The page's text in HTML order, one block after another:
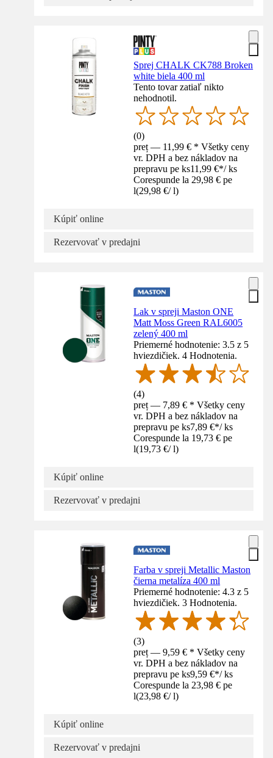
Sprej CHALK CK788 Broken
white biela 400 ml
Tento tovar zatiaľ nikto
nehodnotil.
(0)
preț — 11,99 € * Všetky ceny
vr. DPH a bez nákladov na
prepravu pe ks11,99 €*/ ks
Corespunde la 29,98 € pe
l(29,98 €/ l)
Kúpiť online
Rezervovať v predajni
Lak v spreji Maston ONE
Matt Moss Green RAL6005
zelený 400 ml
Priemerné hodnotenie: 3.5 z 5
hviezdičiek. 4 Hodnotenia.
(4)
preț — 7,89 € * Všetky ceny
vr. DPH a bez nákladov na
prepravu pe ks7,89 €*/ ks
Corespunde la 19,73 € pe
l(19,73 €/ l)
Kúpiť online
Rezervovať v predajni
Farba v spreji Metallic Maston
čierna metalíza 400 ml
Priemerné hodnotenie: 4.3 z 5
hviezdičiek. 3 Hodnotenia.
(3)
preț — 9,59 € * Všetky ceny
vr. DPH a bez nákladov na
prepravu pe ks9,59 €*/ ks
Corespunde la 23,98 € pe
l(23,98 €/ l)
Kúpiť online
Rezervovať v predajni